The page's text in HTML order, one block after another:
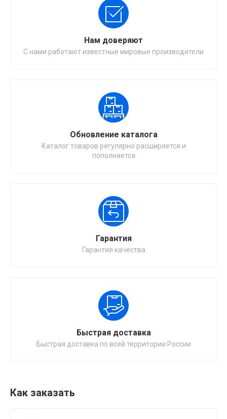
Нам доверяют
С нами работают известные мировые производители
Обновление каталога
Каталог товаров регулярно расширяется и
пополняется
Гарантия
Гарантия качества
Быстрая доставка
Быстрая доставка по всей территории России
Как заказать